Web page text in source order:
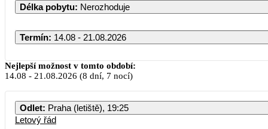
Délka pobytu: Nerozhoduje
Termín: 14.08 - 21.08.2026
PO ÚT
Nejlepší možnost v tomto období:
14.08 - 21.08.2026 (8 dní, 7 nocí)
Odlet: Praha (letiště), 19:25
Letový řád